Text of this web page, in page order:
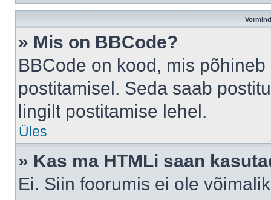
» Mis on BBCode?
BBCode on kood, mis
postitamisel. Seda saab
lingilt postitamise lehel.
Üles
» Kas ma HTMLi saan
Ei. Siin foorumis ei ole